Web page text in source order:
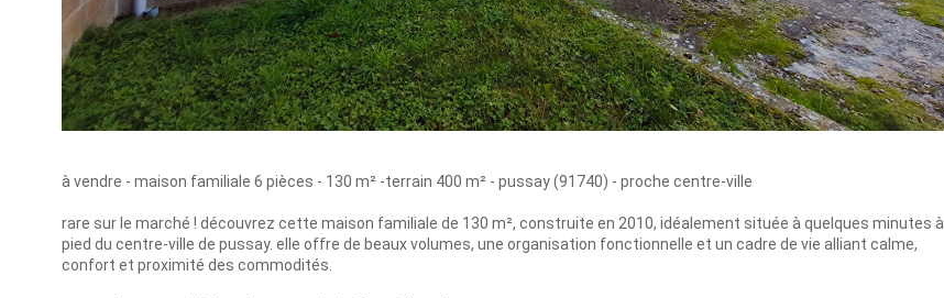
à vendre - maison familiale 6 pièces - 130 m² -terrain 400 m² - pussay (91740) - proche centre-ville
rare sur le marché ! découvrez cette maison familiale de 130 m², construite en 2010, idéalement située à quelques minutes à
pied du centre-ville de pussay. elle offre de beaux volumes, une organisation fonctionnelle et un cadre de vie alliant calme,
confort et proximité des commodités.